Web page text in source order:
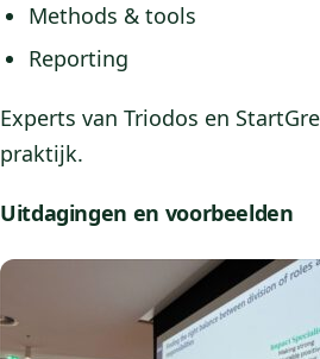
Methods & tools
Reporting
Experts van Triodos en
praktijk.
Uitdagingen en voorbeelden